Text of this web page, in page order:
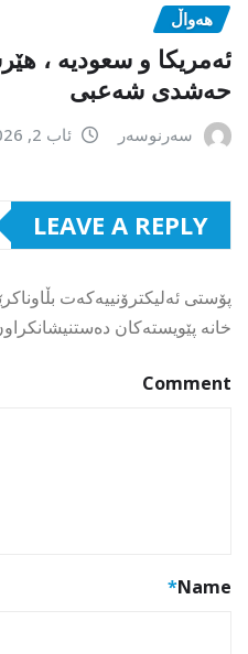
هەواڵ
ئەمریکا و سعودیە ،
حەشدی شەعبی
سەرنوسەر ئاب 2, 2026
LEAVE A REPLY
پۆستی ئەلیکترۆنییەکەت
خانە پێویستەکان
Comment
Name
*